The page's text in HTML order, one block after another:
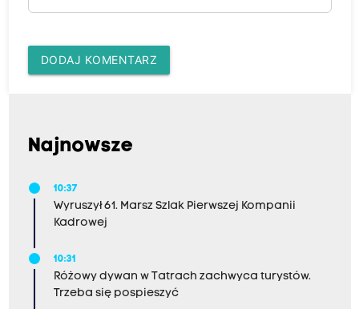
DODAJ KOMENTARZ
Najnowsze
10:37
Wyruszył 61. Marsz Szlak Pierwszej Kompanii
Kadrowej
10:31
Różowy dywan w Tatrach zachwyca turystów.
Trzeba się pospieszyć